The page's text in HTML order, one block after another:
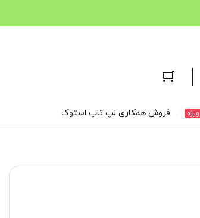
ویژه فروش همکاری لپ تاپ استوک